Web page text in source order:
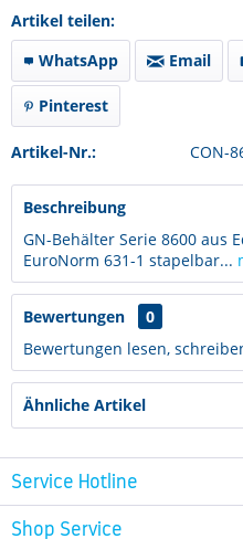
Artikel teilen:
WhatsApp
Email
Pinterest
Artikel-Nr.: CON-
Beschreibung
GN-Behälter Serie 8600 aus
EuroNorm 631-1 stapelbar...
Bewertungen
0
Bewertungen lesen,
Ähnliche Artikel
Service Hotline
Shop Service